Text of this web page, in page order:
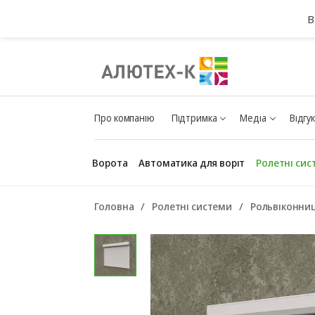
Про компанію Підтримка Медіа
Ворота Автоматика для воріт Ролетні
Головна Ролетні системи